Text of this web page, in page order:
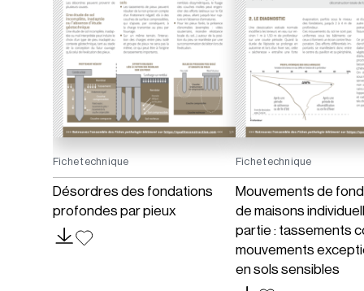
Fiche technique
Désordres des fondations
profondes par pieux
Fiche technique
Mouvements de
de maisons
partie : tassements
mouvements
en sols sensibles